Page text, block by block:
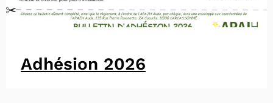
Adhésion 2026